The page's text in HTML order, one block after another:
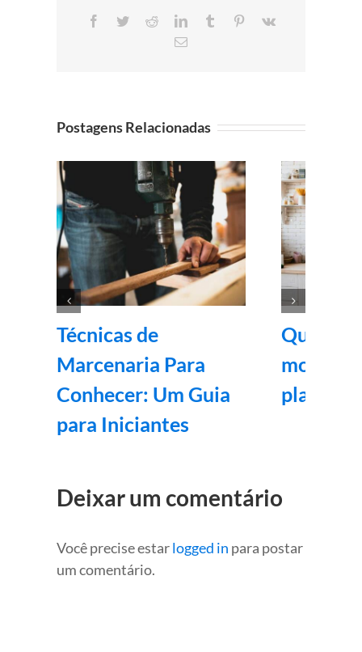
Facebook
TwitterRedditLinkedInTumblr Pinterest
Vk
E-
Postagens Relacionadas
Técnicas de
Marcenaria Para
Conhecer: Um Guia
para Iniciantes
Quanto
montar
Deixar um comentário
Você precise estarlogged in para postar
um comentário.